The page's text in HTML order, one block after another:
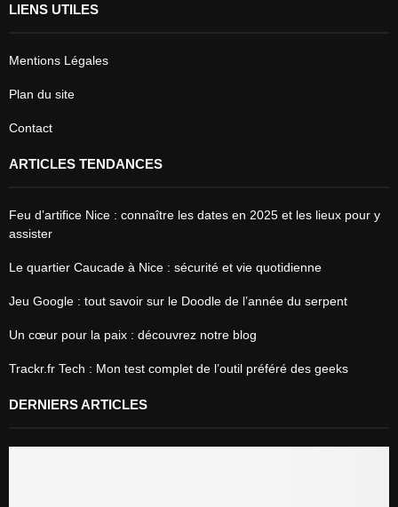
LIENS UTILES
Mentions Légales
Plan du site
Contact
ARTICLES TENDANCES
Feu d’artifice Nice : connaître les dates en 2025 et les lieux pour y
assister
Le quartier Caucade à Nice : sécurité et vie quotidienne
Jeu Google : tout savoir sur le Doodle de l’année du serpent
Un cœur pour la paix : découvrez notre blog
Trackr.fr Tech : Mon test complet de l’outil préféré des geeks
DERNIERS ARTICLES